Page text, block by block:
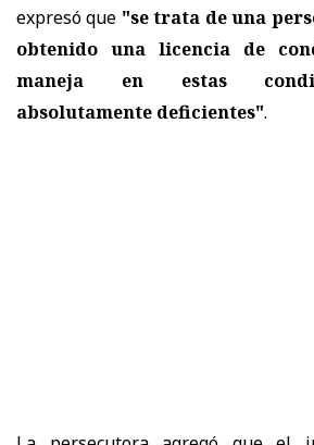
expresó que "se trata de una
obtenido una licencia de
maneja en estas
absolutamente deficientes".